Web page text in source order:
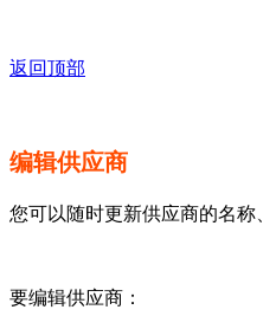
返回顶部
编辑供应商
您可以随时更新供应商的名称
要编辑供应商：